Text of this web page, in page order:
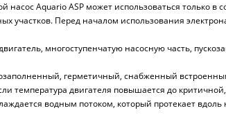
Aquario ASP может использоваться только
участков. Перед началом использования
многоступенчатую насосную часть,
герметичный, снабженный
двигателя повышается до критичной,
водным потоком, который протекает вдоль